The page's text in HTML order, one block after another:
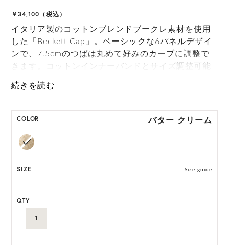
￥34,100（税込）
イタリア製のコットンブレンドブークレ素材を使用
した「Beckett Cap」。ベーシックな6パネルデザイ
ンで、7.5cmのつばは丸めて好みのカーブに調整で
きます。コットンインナーバンドとサイズ調整可能
す。
M, L 展開の商品:M 57.5cm, L 59.5cm
HAT BOX に収納できない商品です。
COLOR バター クリーム
SIZE Size guide
QTY